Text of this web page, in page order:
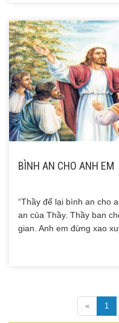
BÌNH AN CHO ANH EM
“Thầy để lại bình an cho
an của Thầy. Thầy ban
gian. Anh em đừng xao
« 1